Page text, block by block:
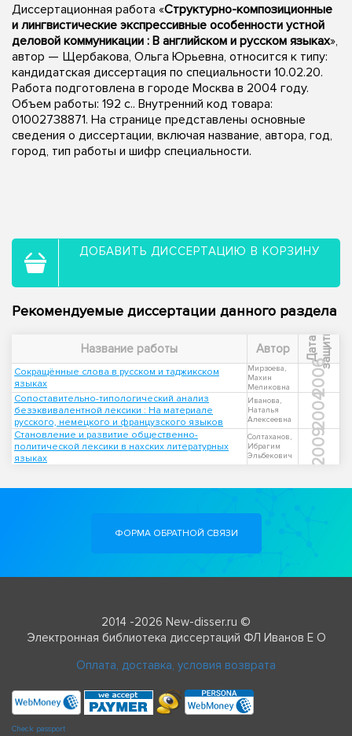
Диссертационная работа «Структурно-композиционные
и лингвистические экспрессивные особенности устной
деловой коммуникации : В английском и русском языках»,
автор — Щербакова, Ольга Юрьевна, относится к типу:
кандидатская диссертация по специальности 10.02.20.
Работа подготовлена в городе Москва в 2004 году.
Объем работы: 192 с.. Внутренний код товара:
01002738871. На странице представлены основные
сведения о диссертации, включая название, автора, год,
город, тип работы и шифр специальности.
ДОБАВИТЬ ДИССЕРТАЦИЮ В КОРЗИНУ
Рекомендуемые диссертации данного раздела
Название работы Автор Д
а
т
а
з
а
щ
и
ты
Сокращённые слова в русском и таджикском
языках
Мирзоева,
Махин
Меликовна
2006
Сопоставительно-типологический анализ
безэквивалентной лексики : На материале
русского, немецкого и французского языков
Иванова,
Наталья
Алексеевна
2004
Становление и развитие общественно-
политической лексики в нахских литературных
языках
Солтаханов,
Ибрагим
Эльбекович
2009
ФОРМА ОБРАТНОЙ СВЯЗИ
2014 -2026 New-disser.ru ©
Электронная библиотека диссертаций ФЛ Иванов Е О
Оплата, доставка, условия возврата
Check passport